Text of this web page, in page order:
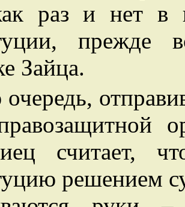
раз и нет в
прежде
Зайца.
считает,
решением